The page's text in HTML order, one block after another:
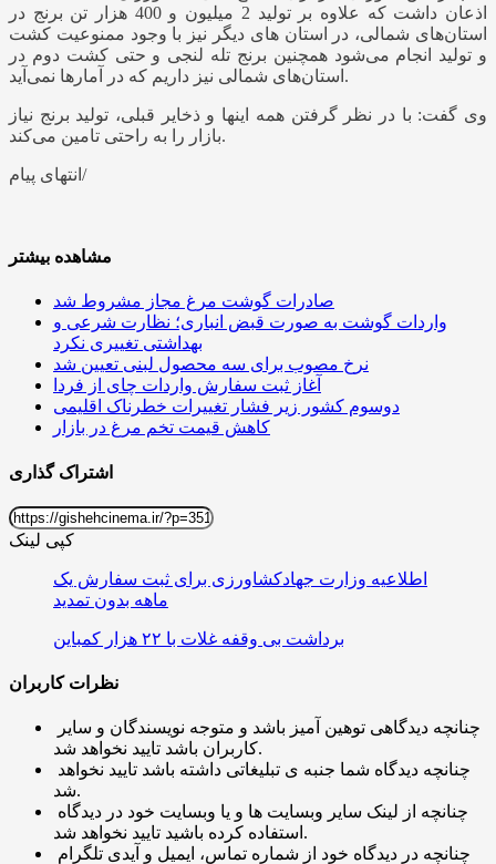
اذعان داشت که علاوه بر تولید 2 میلیون و 400 هزار تن برنج در
استان‌های شمالی، در استان های دیگر نیز با وجود ممنوعیت کشت
و تولید انجام می‌شود همچنین برنج تله لنجی و حتی کشت دوم در
استان‌های شمالی نیز داریم که در آمارها نمی‌آید.
وی گفت: با در نظر گرفتن همه اینها و ذخایر قبلی، تولید برنج نیاز
بازار را به راحتی تامین می‌کند.
انتهای پیام/
مشاهده بیشتر
صادرات گوشت مرغ مجاز مشروط شد
واردات گوشت به صورت قبض انباری؛ نظارت شرعی و
بهداشتی تغییری نکرد
نرخ مصوب برای سه محصول لبنی تعیین شد
آغاز ثبت سفارش واردات چای از فردا
دوسوم کشور زیر فشار تغییرات خطرناک اقلیمی
کاهش قیمت تخم مرغ در بازار
اشتراک گذاری
کپی لینک
اطلاعیه وزارت جهادکشاورزی برای ثبت سفارش یک
ماهه بدون تمدید
برداشت بی وقفه غلات با ۲۲ هزار کمباین
نظرات کاربران
کاربران باشد تایید نخواهد شد.
شد.
استفاده کرده باشید تایید نخواهد شد.